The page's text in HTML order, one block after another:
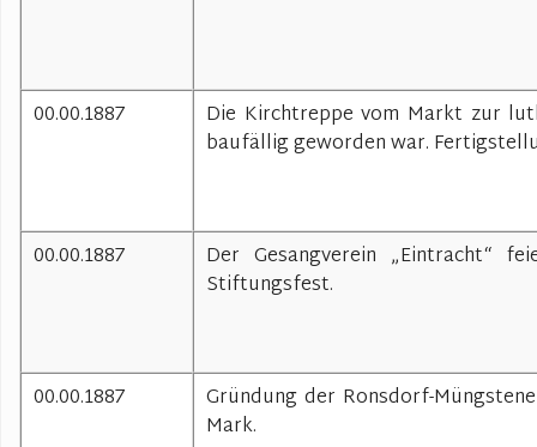
00.00.1887
Die Kirchtreppe vom Markt zur
baufällig geworden war.
00.00.1887
Der Gesangverein „Eintracht“
Stiftungsfest.
00.00.1887
Gründung der Ronsdorf-
Mark.